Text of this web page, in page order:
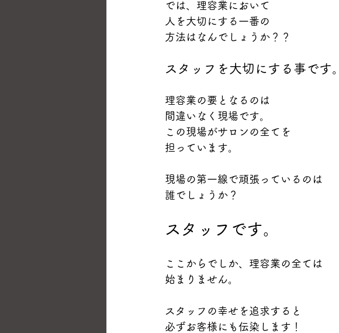
では、理容業において
人を大切にする一番の
方法はなんでしょうか？？
スタッフを大切にする事です。
理容業の要となるのは
間違いなく現場です。
この現場がサロンの全てを
担っています。
現場の第一線で頑張っているのは
誰でしょうか？
スタッフです。
ここからでしか、理容業の全ては
始まりません。
スタッフの幸せを追求すると
必ずお客様にも伝染します！